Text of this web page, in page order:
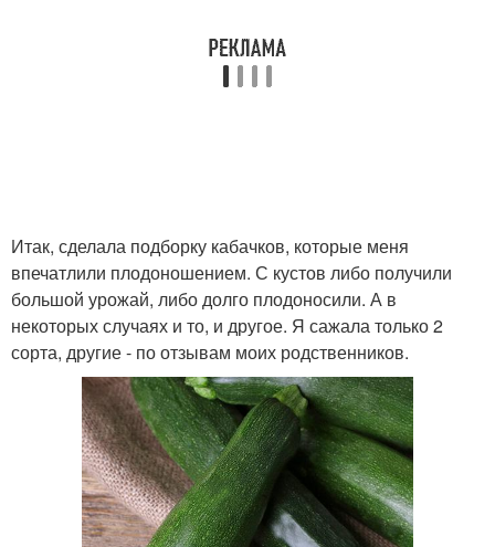
Итак, сделала подборку кабачков, которые меня
впечатлили плодоношением. С кустов либо получили
большой урожай, либо долго плодоносили. А в
некоторых случаях и то, и другое. Я сажала только 2
сорта, другие - по отзывам моих родственников.